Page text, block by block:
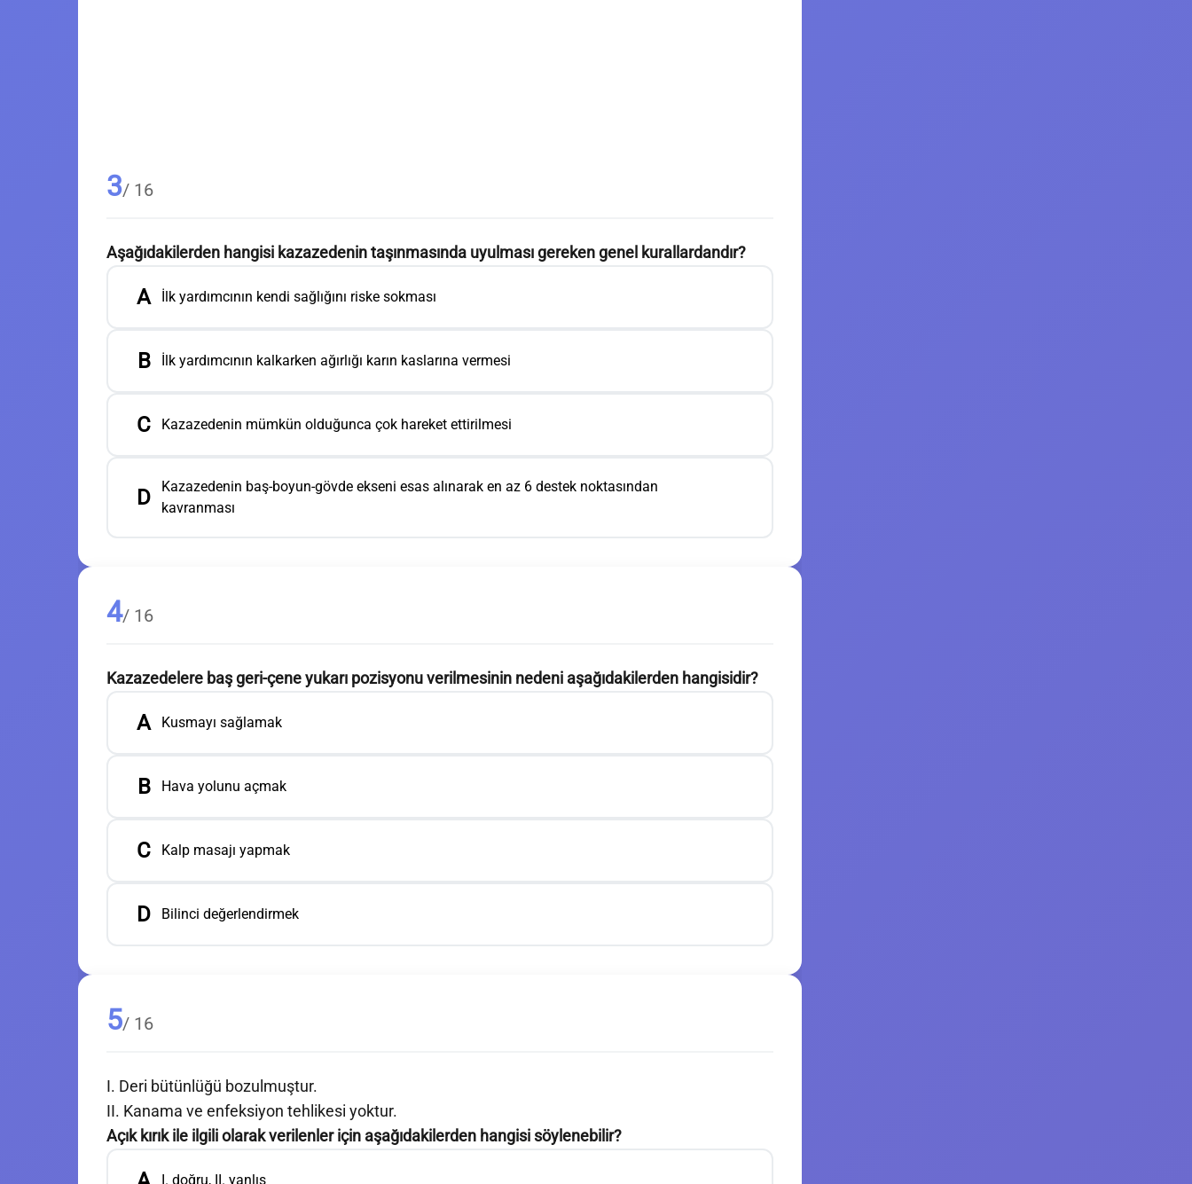
3/ 16
Aşağıdakilerden hangisi kazazedenin taşınmasında uyulması gereken genel kurallardandır?
A İlk yardımcının kendi sağlığını riske sokması
B İlk yardımcının kalkarken ağırlığı karın kaslarına vermesi
C Kazazedenin mümkün olduğunca çok hareket ettirilmesi
D
Kazazedenin baş-boyun-gövde ekseni esas alınarak en az 6 destek noktasından
kavranması
4/ 16
Kazazedelere baş geri-çene yukarı pozisyonu verilmesinin nedeni aşağıdakilerden hangisidir?
A Kusmayı sağlamak
B Hava yolunu açmak
C Kalp masajı yapmak
D Bilinci değerlendirmek
5/ 16
I. Deri bütünlüğü bozulmuştur.
II. Kanama ve enfeksiyon tehlikesi yoktur.
Açık kırık ile ilgili olarak verilenler için aşağıdakilerden hangisi söylenebilir?
I. doğru, II. yanlış